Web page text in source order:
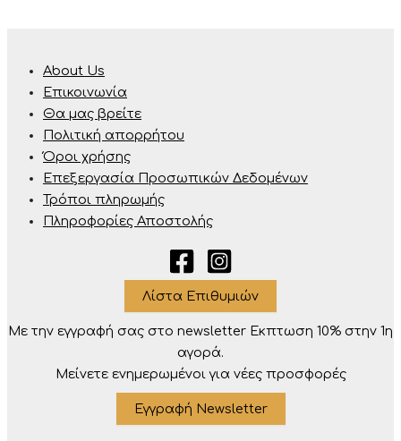
About Us
Επικοινωνία
Θα μας βρείτε
Πολιτική απορρήτου
Όροι χρήσης
Επεξεργασία Προσωπικών Δεδομένων
Τρόποι πληρωμής
Πληροφορίες Αποστολής
Λίστα Επιθυμιών
Με την εγγραφή σας στο newsletter Eκπτωση 10% στην 1η
αγορά.
Μείνετε ενημερωμένοι για νέες προσφορές
Εγγραφή Newsletter